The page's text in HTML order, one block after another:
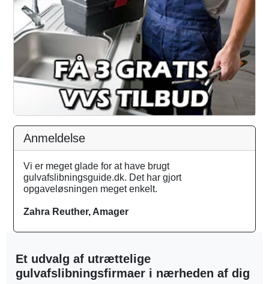
Anmeldelse
Vi er meget glade for at have brugt
gulvafslibningsguide.dk. Det har gjort
opgaveløsningen meget enkelt.
Zahra Reuther, Amager
Et udvalg af utrættelige
gulvafslibningsfirmaer i nærheden af dig